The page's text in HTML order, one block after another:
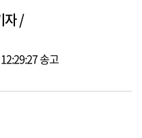
자 /
송고